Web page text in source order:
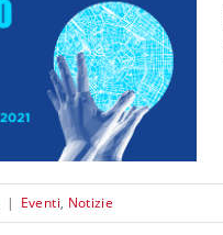
| Eventi, Notizie